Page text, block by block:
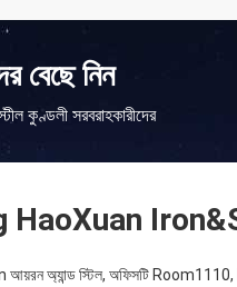
বেছে নিন
কুণ্ডলী সরবরাহকারীদের
HaoXuan
অ্যান্ড স্টিল, অফিসটি